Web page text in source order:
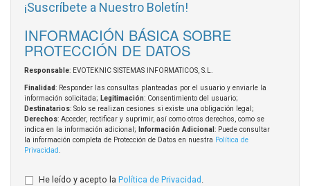
¡Suscríbete a Nuestro Boletín!
INFORMACIÓN BÁSICA SOBRE
PROTECCIÓN DE DATOS
Responsable: EVOTEKNIC SISTEMAS INFORMATICOS, S.L.
Finalidad: Responder las consultas planteadas por el usuario y enviarle la
información solicitada; Legitimación: Consentimiento del usuario;
Destinatarios: Solo se realizan cesiones si existe una obligación legal;
Derechos: Acceder, rectificar y suprimir, así como otros derechos, como se
indica en la información adicional;
Información Adicional : Puede consultar
la información completa de Protección de Datos en nuestra Política de
Privacidad
He leído y acepto la Política de Privacidad